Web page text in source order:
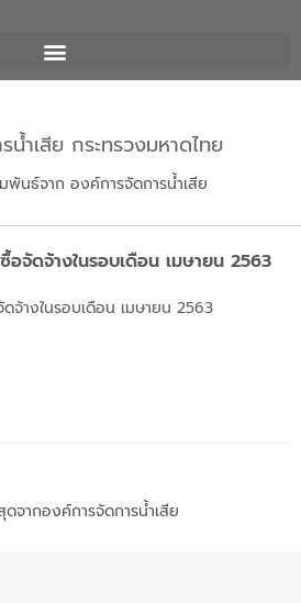
น้ำเสีย กระทรวงมหาดไทย
พันธ์จาก องค์การจัดการน้ำเสีย
อจัดจ้างในรอบเดือน เมษายน 2563
จ้างในรอบเดือน เมษายน 2563
ดจากองค์การจัดการน้ำเสีย